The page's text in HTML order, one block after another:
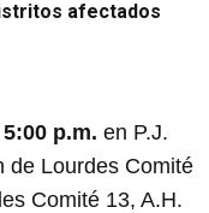
afectados
p.m. en P.J.
de Lourdes Comité
Comité 13, A.H.